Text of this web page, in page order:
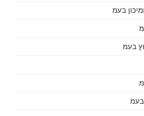
בעמ
בעמ
בעמ